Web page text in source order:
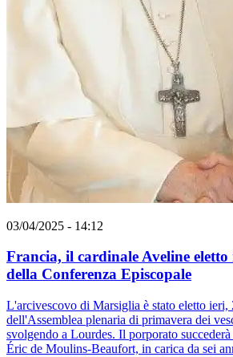
03/04/2025 - 14:12
Francia, il cardinale Aveline eletto
della Conferenza Episcopale
L'arcivescovo di Marsiglia è stato eletto ieri,
dell'Assemblea plenaria di primavera dei
svolgendo a Lourdes. Il porporato
Éric de Moulins-Beaufort, in carica da sei